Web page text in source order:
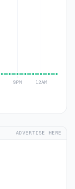
ADVERTISE HERE